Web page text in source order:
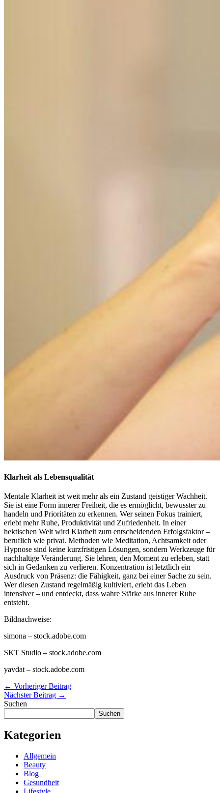
Klarheit als Lebensqualität
Mentale Klarheit ist weit mehr als ein Zustand geistiger Wachheit.
Sie ist eine Form innerer Freiheit, die es ermöglicht, bewusster zu
handeln und Prioritäten zu erkennen. Wer seinen Fokus trainiert,
erlebt mehr Ruhe, Produktivität und Zufriedenheit. In einer
hektischen Welt wird Klarheit zum entscheidenden Erfolgsfaktor –
beruflich wie privat. Methoden wie Meditation, Achtsamkeit oder
Hypnose sind keine kurzfristigen Lösungen, sondern Werkzeuge für
nachhaltige Veränderung. Sie lehren, den Moment zu erleben, statt
sich in Gedanken zu verlieren. Konzentration ist letztlich ein
Ausdruck von Präsenz: die Fähigkeit, ganz bei einer Sache zu sein.
Wer diesen Zustand regelmäßig kultiviert, erlebt das Leben
intensiver – und entdeckt, dass wahre Stärke aus innerer Ruhe
entsteht.
Bildnachweise:
simona – stock.adobe.com
SKT Studio – stock.adobe.com
yavdat – stock.adobe.com
← Vorheriger Beitrag
Nächster Beitrag →
Suchen
Suchen
Kategorien
Allgemein
Beauty
Blog
Gesundheit